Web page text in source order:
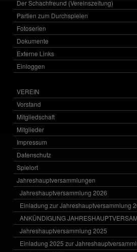
Der Schachfreund (Vereinszeitung)
Partien zum Durchspielen
Fotoserien
Dokumente
Externe Links
Einloggen
VEREIN
Vorstand
Mitgliedschaft
Mitglieder
Impressum
Datenschutz
Spielort
Jahreshauptversammlungen
Jahreshauptversammlung 2026
Einladung zur Jahreshauptversammlung
ANKÜNDIGUNG
Jahreshauptversammlung 2025
Einladung 2025 zur